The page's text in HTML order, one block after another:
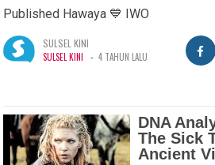
Published Hawaya 💙 IWO
SULSEL KINI
SULSEL KINI - 4 TAHUN LALU